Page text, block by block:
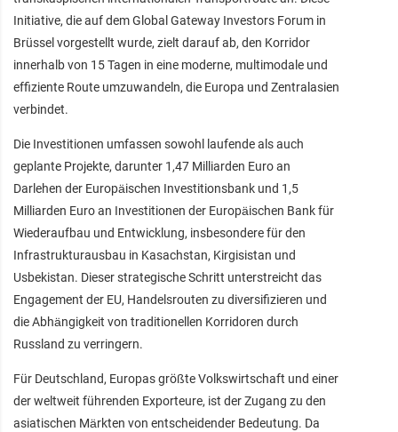
Initiative, die auf dem Global Gateway Investors Forum in
Brüssel vorgestellt wurde, zielt darauf ab, den Korridor
innerhalb von 15 Tagen in eine moderne, multimodale und
effiziente Route umzuwandeln, die Europa und Zentralasien
verbindet.
Die Investitionen umfassen sowohl laufende als auch
geplante Projekte, darunter 1,47 Milliarden Euro an
Darlehen der Europäischen Investitionsbank und 1,5
Milliarden Euro an Investitionen der Europäischen Bank für
Wiederaufbau und Entwicklung, insbesondere für den
Infrastrukturausbau in Kasachstan, Kirgisistan und
Usbekistan. Dieser strategische Schritt unterstreicht das
Engagement der EU, Handelsrouten zu diversifizieren und
die Abhängigkeit von traditionellen Korridoren durch
Russland zu verringern.
Für Deutschland, Europas größte Volkswirtschaft und einer
der weltweit führenden Exporteure, ist der Zugang zu den
asiatischen Märkten von entscheidender Bedeutung. Da